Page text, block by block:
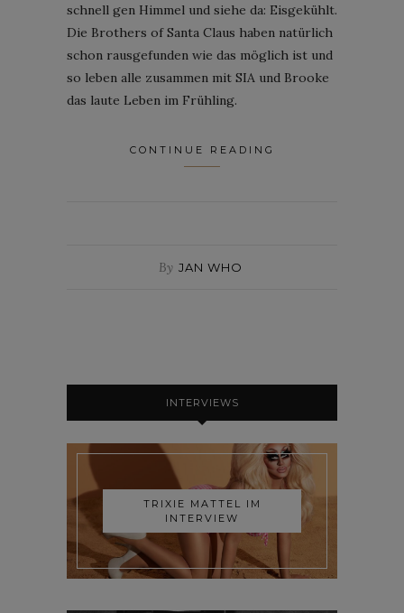
schnell gen Himmel und siehe da: Eisgekühlt.
Die Brothers of Santa Claus haben natürlich
schon rausgefunden wie das möglich ist und
so leben alle zusammen mit SIA und Brooke
das laute Leben im Frühling.
CONTINUE READING
By JAN WHO
INTERVIEWS
TRIXIE MATTEL IM
INTERVIEW